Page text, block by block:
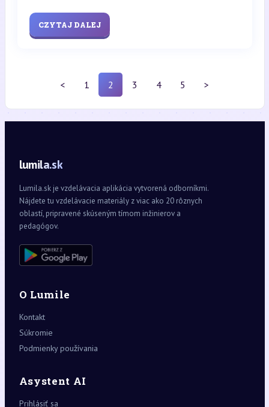
CZYTAJ DALEJ
< 1 2 3 4 5 >
lumila.sk
Lumila.sk je vzdelávacia aplikácia vytvorená odborníkmi.
Nájdete tu vzdelávacie materiály z viac ako 20 rôznych
oblastí, pripravené skúseným tímom inžinierov a
pedagógov.
O Lumile
Kontakt
Súkromie
Podmienky používania
Asystent AI
Prihlásiť sa